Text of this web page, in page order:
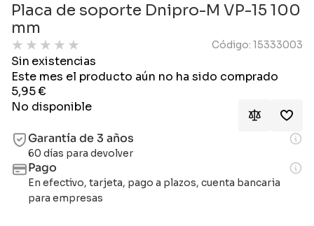
Placa de soporte Dnipro-M VP-15 100
mm
★ ★ ★ ★ ★ Código: 15333003
Sin existencias
Este mes el producto aún no ha sido comprado
5,95€
No disponible
Garantía de 3 años
60 días para devolver
Pago
En efectivo, tarjeta, pago a plazos, cuenta bancaria
para empresas